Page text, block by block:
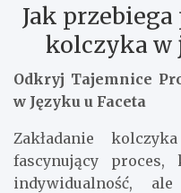
Jak przebiega
kolczyka w
Odkryj Tajemnice
w Języku u Faceta
Zakładanie
fascynujący
indywidualność,